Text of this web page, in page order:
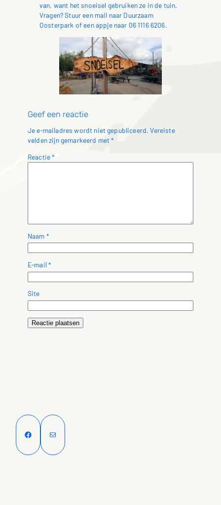
van, want het snoeisel gebruiken ze in de tuin.
Vragen? Stuur een mail naar Duurzaam
Oosterpark of een appje naar 06 1116 6206.
Geef een reactie
Je e-mailadres wordt niet gepubliceerd. Vereiste
velden zijn gemarkeerd met*
Reactie*
Naam *
E-mail*
Site
Facebook E-mail